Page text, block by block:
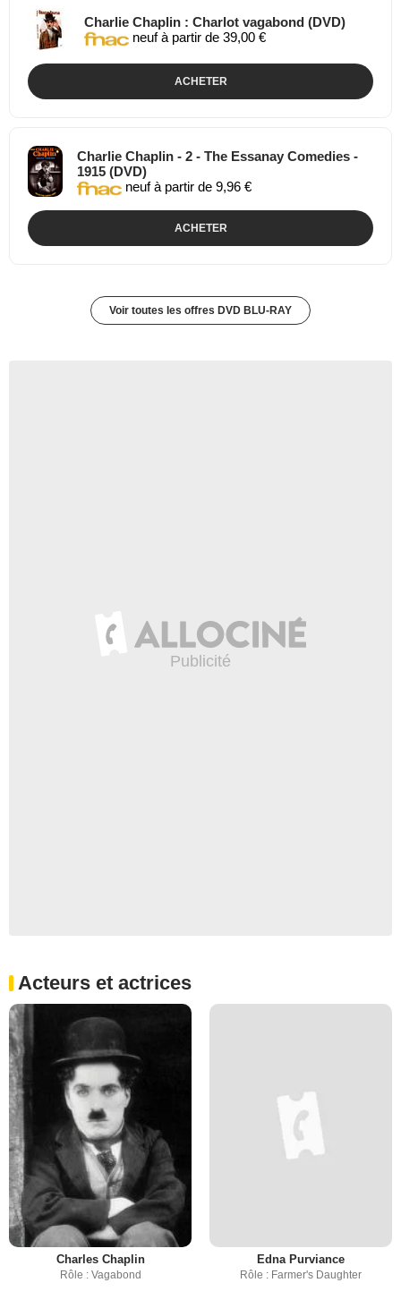
Charlie Chaplin : Charlot vagabond (DVD)
neuf à partir de 39,00 €
ACHETER
Charlie Chaplin - 2 - The Essanay Comedies -
1915 (DVD)
neuf à partir de 9,96 €
ACHETER
Voir toutes les offres DVD BLU-RAY
Acteurs et actrices
Charles Chaplin
Rôle : Vagabond
Edna Purviance
Rôle : Farmer's Daughter